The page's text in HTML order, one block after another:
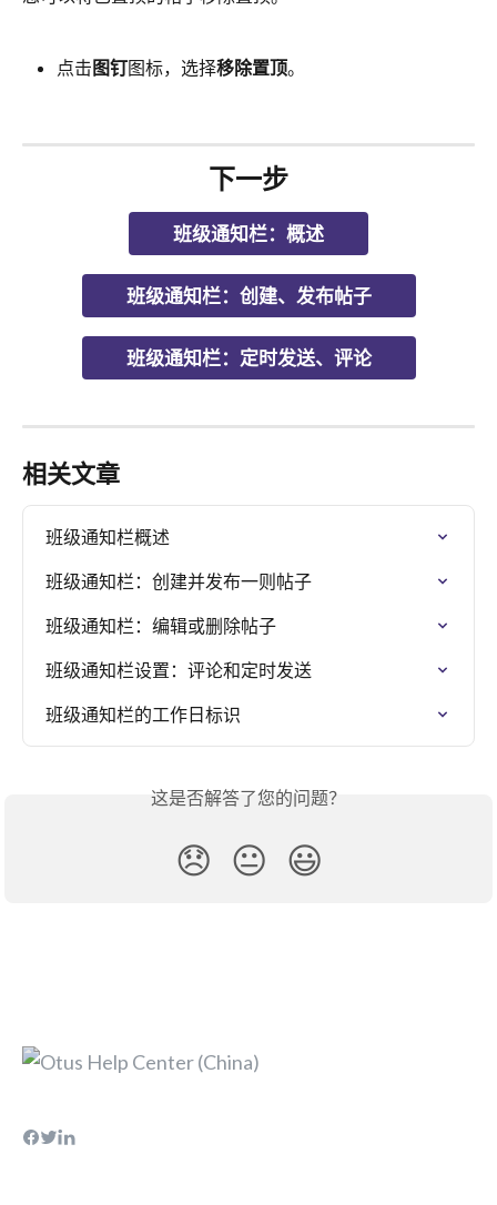
点击图钉图标，选择移除置顶。
下一步
班级通知栏：概述
班级通知栏：创建、发布帖子
班级通知栏：定时发送、评论
相关文章
班级通知栏概述
班级通知栏：创建并发布一则帖子
班级通知栏：编辑或删除帖子
班级通知栏设置：评论和定时发送
班级通知栏的工作日标识
这是否解答了您的问题？
😞 😐 😃